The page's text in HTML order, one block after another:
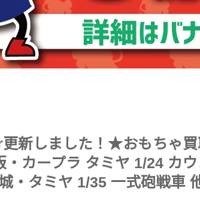
新しました！★おもちゃ
カープラ タミヤ 1/24 カ
・タミヤ 1/35 一式砲戦車